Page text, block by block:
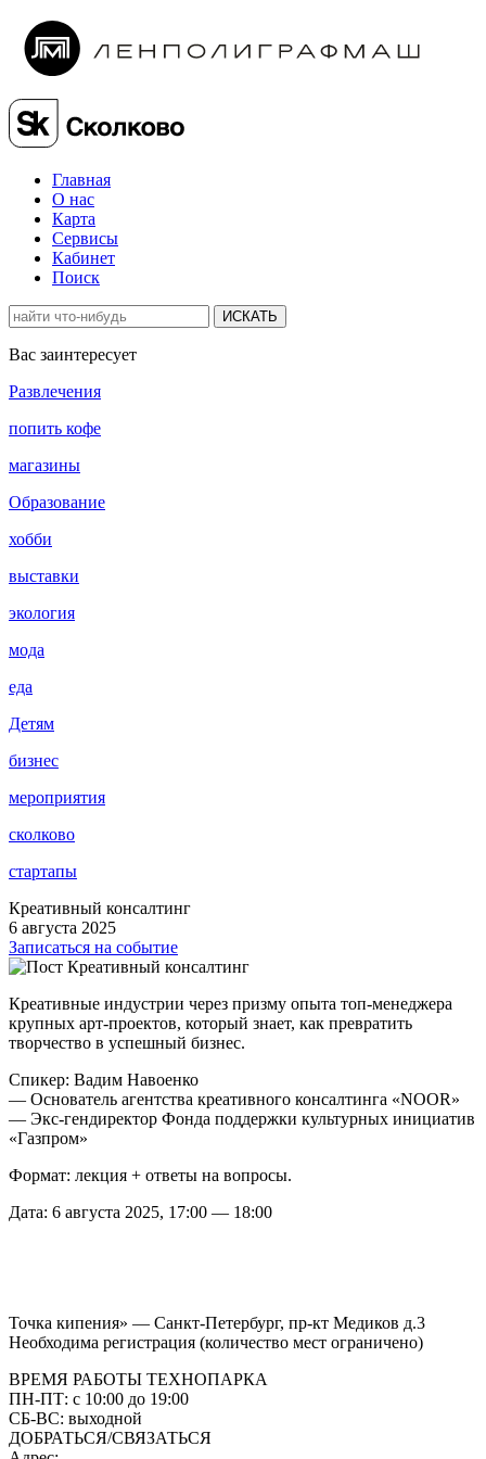
Главная
О нас
Карта
Сервисы
Кабинет
Поиск
ИСКАТЬ
Вас заинтересует
Развлечения
попить кофе
магазины
Образование
хобби
выставки
экология
мода
еда
Детям
бизнес
мероприятия
сколково
стартапы
Креативный консалтинг
6 августа 2025
Записаться на событие
Креативные индустрии через призму опыта топ-менеджера
крупных арт-проектов, который знает, как превратить
творчество в успешный бизнес.
Спикер: Вадим Навоенко
— Основатель агентства креативного консалтинга «NOOR»
— Экс-гендиректор Фонда поддержки культурных инициатив
«Газпром»
Формат: лекция + ответы на вопросы.
Дата: 6 августа 2025, 17:00 — 18:00
Точка кипения» — Санкт-Петербург, пр-кт Медиков д.3
Необходима регистрация (количество мест ограничено)
ВРЕМЯ РАБОТЫ ТЕХНОПАРКА
ПН-ПТ: с 10:00 до 19:00
CБ-ВС: выходной
ДОБРАТЬСЯ/СВЯЗАТЬСЯ